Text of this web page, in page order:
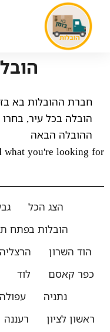
חברת ההובלות בא
הובלה בכל עיר,
ההובלה הבאה
what you're looking for.
הצג הכל
הובלות בפתח
הוד השרון
הרצליה
כפר קאסם
לוד
נתניה
עפולה
ראשון לציון
רעננה